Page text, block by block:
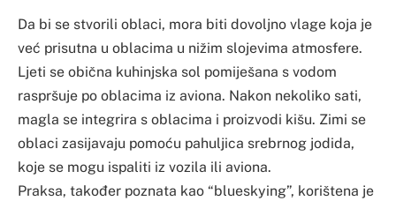
Da bi se stvorili oblaci, mora biti dovoljno vlage koja je
već prisutna u oblacima u nižim slojevima atmosfere.
Ljeti se obična kuhinjska sol pomiješana s vodom
raspršuje po oblacima iz aviona. Nakon nekoliko sati,
magla se integrira s oblacima i proizvodi kišu. Zimi se
oblaci zasijavaju pomoću pahuljica srebrnog jodida,
koje se mogu ispaliti iz vozila ili aviona.
Praksa, također poznata kao “blueskying”, korištena je